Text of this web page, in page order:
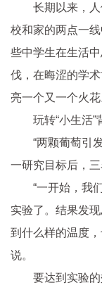
长期以来，
校和家的两点一
些中学生在生活
伐，在晦涩的学
亮一个又一个火花
玩转“小生活”
“两颗葡萄引
一研究目标后，三
“一开始，我
实验了。结果发
到什么样的温度
说。
要达到实验